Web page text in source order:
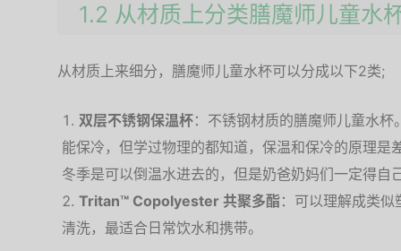
1.2 从材质上分类膳魔师儿童水
从材质上来细分，膳魔师儿童水杯可以分成以下2类;
双层不锈钢保温杯：不锈钢材质的膳魔师儿童水
能保冷，但学过物理的都知道，保温和保冷的原理是
冬季是可以倒温水进去的，但是奶爸奶妈们一定得自
Tritan™ Copolyester 共聚多酯：可以理解成类
清洗，最适合日常饮水和携带。